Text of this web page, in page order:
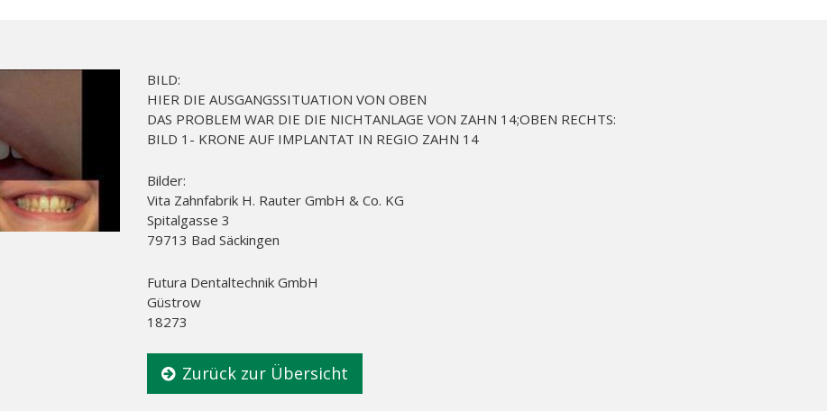
BILD:
HIER DIE AUSGANGSSITUATION VON OBEN
DAS PROBLEM WAR DIE DIE NICHTANLAGE VON ZAHN 14;OBEN RECHTS:
BILD 1- KRONE AUF IMPLANTAT IN REGIO ZAHN 14
Bilder:
Vita Zahnfabrik H. Rauter GmbH & Co. KG
Spitalgasse 3
79713 Bad Säckingen
Futura Dentaltechnik GmbH
Güstrow
18273
Zurück zur Übersicht